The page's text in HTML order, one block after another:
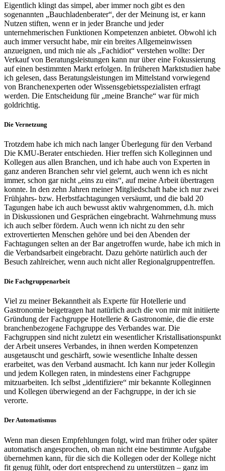
Eigentlich klingt das simpel, aber immer noch gibt es den
sogenannten „Bauchladenberater“, der der Meinung ist, er kann
Nutzen stiften, wenn er in jeder Branche und jeder
unternehmerischen Funktionen Kompetenzen anbietet. Obwohl ich
auch immer versucht habe, mir ein breites Allgemeinwissen
anzueignen, und mich nie als „Fachidiot“ verstehen wollte: Der
Verkauf von Beratungsleistungen kann nur über eine Fokussierung
auf einen bestimmten Markt erfolgen. In früheren Marktstudien habe
ich gelesen, dass Beratungsleistungen im Mittelstand vorwiegend
von Branchenexperten oder Wissensgebietsspezialisten erfragt
werden. Die Entscheidung für „meine Branche“ war für mich
goldrichtig.
Die Vernetzung
Trotzdem habe ich mich nach langer Überlegung für den Verband
Die KMU-Berater entschieden. Hier treffen sich Kolleginnen und
Kollegen aus allen Branchen, und ich habe auch von Experten in
ganz anderen Branchen sehr viel gelernt, auch wenn ich es nicht
immer, schon gar nicht „eins zu eins“, auf meine Arbeit übertragen
konnte. In den zehn Jahren meiner Mitgliedschaft habe ich nur zwei
Frühjahrs- bzw. Herbstfachtagungen versäumt, und die bald 20
Tagungen habe ich auch bewusst aktiv wahrgenommen, d.h. mich
in Diskussionen und Gesprächen eingebracht. Wahrnehmung muss
ich auch selber fördern. Auch wenn ich nicht zu den sehr
extrovertierten Menschen gehöre und bei den Abenden der
Fachtagungen selten an der Bar angetroffen wurde, habe ich mich in
die Verbandsarbeit eingebracht. Dazu gehörte natürlich auch der
Besuch zahlreicher, wenn auch nicht aller Regionalgruppentreffen.
Die Fachgruppenarbeit
Viel zu meiner Bekanntheit als Experte für Hotellerie und
Gastronomie beigetragen hat natürlich auch die von mir mit initiierte
Gründung der Fachgruppe Hotellerie & Gastronomie, die die erste
branchenbezogene Fachgruppe des Verbandes war. Die
Fachgruppen sind nicht zuletzt ein wesentlicher Kristallisationspunkt
der Arbeit unseres Verbandes, in ihnen werden Kompetenzen
ausgetauscht und geschärft, sowie wesentliche Inhalte dessen
erarbeitet, was den Verband ausmacht. Ich kann nur jeder Kollegin
und jedem Kollegen raten, in mindestens einer Fachgruppe
mitzuarbeiten. Ich selbst „identifiziere“ mir bekannte Kolleginnen
und Kollegen überwiegend an der Fachgruppe, in der ich sie
verorte.
Der Automatismus
Wenn man diesen Empfehlungen folgt, wird man früher oder später
automatisch angesprochen, ob man nicht eine bestimmte Aufgabe
übernehmen kann, für die sich die Kollegen oder der Kollege nicht
fit genug fühlt, oder dort entsprechend zu unterstützen – ganz im